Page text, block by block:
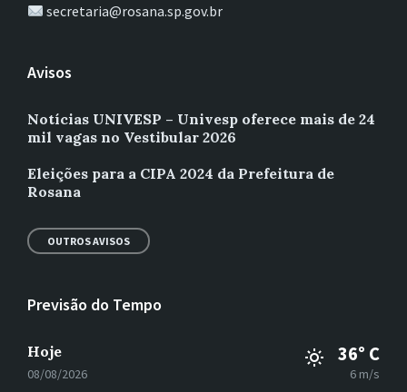
secretaria@rosana.sp.gov.br
Avisos
Notícias UNIVESP – Univesp oferece mais de 24
mil vagas no Vestibular 2026
Eleições para a CIPA 2024 da Prefeitura de
Rosana
OUTROS AVISOS
Previsão do Tempo
Hoje
08/08/2026
36° C
6 m/s